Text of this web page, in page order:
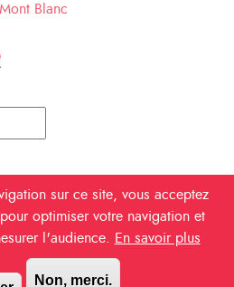
Blanc
sur ce site, vous acceptez
optimiser votre navigation et
l'audience.
En savoir plus
Non, merci.